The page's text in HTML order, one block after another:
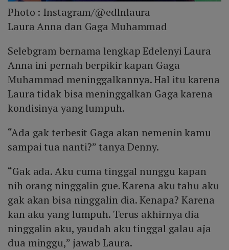
Photo : Instagram/@edlnlaura
Laura Anna dan Gaga Muhammad
Selebgram bernama lengkap Edelenyi Laura
Anna ini pernah berpikir kapan Gaga
Muhammad meninggalkannya. Hal itu karena
Laura tidak bisa meninggalkan Gaga karena
kondisinya yang lumpuh.
“Ada gak terbesit Gaga akan nemenin kamu
sampai tua nanti?” tanya Denny.
“Gak ada. Aku cuma tinggal nunggu kapan
nih orang ninggalin gue. Karena aku tahu aku
gak akan bisa ninggalin dia. Kenapa? Karena
kan aku yang lumpuh. Terus akhirnya dia
ninggalin aku, yaudah aku tinggal galau aja
dua minggu,” jawab Laura.